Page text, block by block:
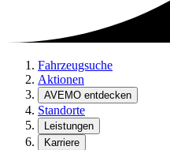
Fahrzeugsuche
Aktionen
AVEMO entdecken
Standorte
Leistungen
Karriere